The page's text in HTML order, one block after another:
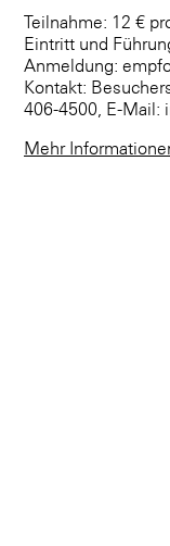
Teilnahme: 12 €
Eintritt und
Anmeldung:
Kontakt:
406-4500, E-Mail:
Mehr